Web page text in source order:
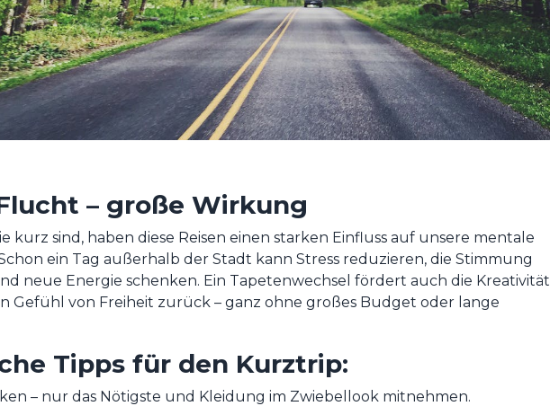
– große Wirkung
kurz sind, haben diese Reisen einen starken Einfluss auf unsere mentale
ein Tag außerhalb der Stadt kann Stress reduzieren, die Stimmung
neue Energie schenken. Ein Tapetenwechsel fördert auch die Kreativität
Gefühl von Freiheit zurück – ganz ohne großes Budget oder lange
Tipps für den Kurztrip:
– nur das Nötigste und Kleidung im Zwiebellook mitnehmen.